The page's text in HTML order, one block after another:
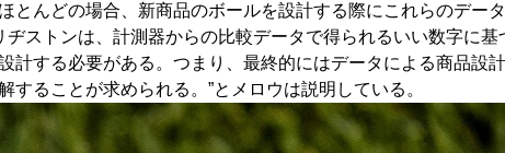
んどの場合、新商品のボールを設計する際にこれらのデー
ストンは、計測器からの比較データで得られるいい数字に基
する必要がある。つまり、最終的にはデータによる商品設
ることが求められる。”とメロウは説明している。